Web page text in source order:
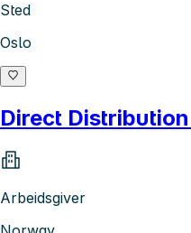
Sted
Oslo
Direct
Arbeidsgiver